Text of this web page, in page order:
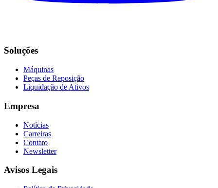
Soluções
Máquinas
Peças de Reposição
Liquidação de Ativos
Empresa
Notícias
Carreiras
Contato
Newsletter
Avisos Legais